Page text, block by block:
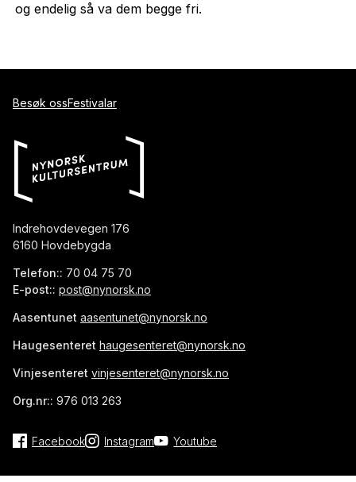
og endelig så va dem begge fri.
Besøk ossFestivalar
Indrehovdevegen 176
6160 Hovdebygda
Telefon:: 70 04 75 70
E-post:: post@nynorsk.no
Aasentunet aasentunet@nynorsk.no
Haugesenteret haugesenteret@nynorsk.no
Vinjesenteret vinjesenteret@nynorsk.no
Org.nr:: 976 013 263
Facebook Instagram Youtube